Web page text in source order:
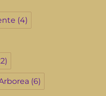
(4)
(6)